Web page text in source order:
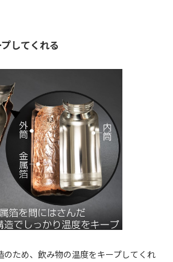
してくれる
のため、飲み物の温度をキープしてくれ